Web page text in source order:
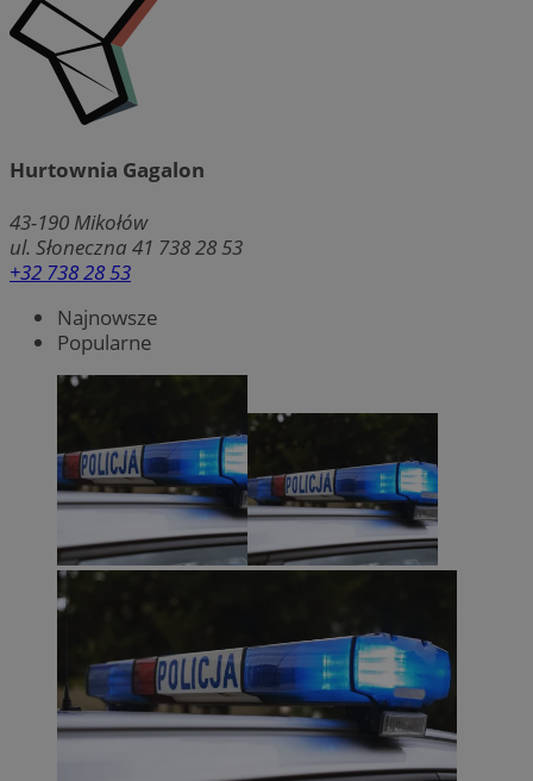
Hurtownia Gagalon
43-190 Mikołów
ul. Słoneczna 41 738 28 53
+32 738 28 53
Najnowsze
Popularne